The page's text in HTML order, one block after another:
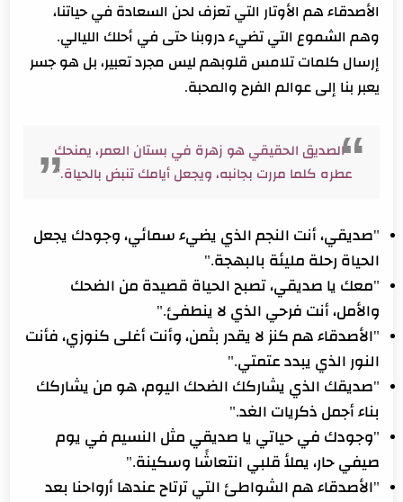
الأصدقاء هم الأوتار التي تعزف لحن السعادة في حياتنا،
وهم الشموع التي تضيء دروبنا حتى في أحلك الليالي.
إرسال كلمات تلامس قلوبهم ليس مجرد تعبير، بل هو جسر
يعبر بنا إلى عوالم الفرح والمحبة.
"الصديق الحقيقي هو زهرة في بستان العمر، يمنحك
عطره كلما مررت بجانبه، ويجعل أيامك تنبض بالحياة."
"صديقي، أنت النجم الذي يضيء سمائي، وجودك يجعل
الحياة رحلة مليئة بالبهجة."
"معك يا صديقي، تصبح الحياة قصيدة من الضحك
والأمل، أنت فرحي الذي لا ينطفئ."
"الأصدقاء هم كنز لا يقدر بثمن، وأنت أغلى كنوزي، فأنت
النور الذي يبدد عتمتي."
"صديقك الذي يشاركك الضحك اليوم، هو من يشاركك
بناء أجمل ذكريات الغد."
"وجودك في حياتي يا صديقي مثل النسيم في يوم
صيفي حار، يملأ قلبي انتعاشًا وسكينة."
"الأصدقاء هم الشواطئ التي ترتاح عندها أرواحنا بعد